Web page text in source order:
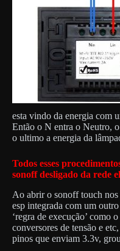
esta vindo da energia com
Então o N entra o Neutro,
o ultimo a energia da
Todos esses
sonoff desligado da rede
Ao abrir o sonoff touch nos
esp integrada com um
‘regra de execução’ como
conversores de tensão e
pinos que enviam 3.3v,